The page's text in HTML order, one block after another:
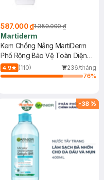
587.000 ₫1.350.000 ₫
Martiderm
Kem Chống Nắng MartiDerm
Phổ Rộng Bảo Vệ Toàn Diện
40ml
4.9 (110)
236/tháng
76%
-38 %